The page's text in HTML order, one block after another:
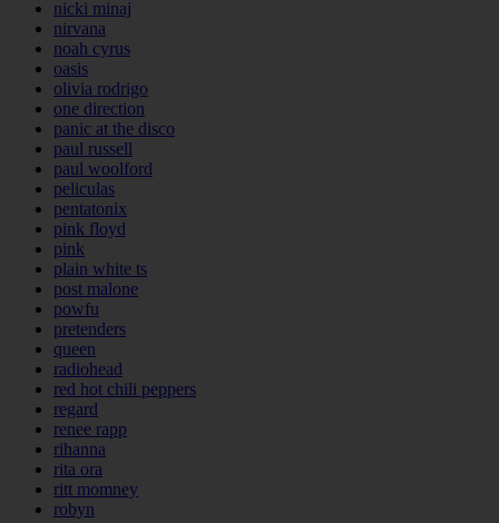
nicki minaj
nirvana
noah cyrus
oasis
olivia rodrigo
one direction
panic at the disco
paul russell
paul woolford
peliculas
pentatonix
pink floyd
pink
plain white ts
post malone
powfu
pretenders
queen
radiohead
red hot chili peppers
regard
renee rapp
rihanna
rita ora
ritt momney
robyn